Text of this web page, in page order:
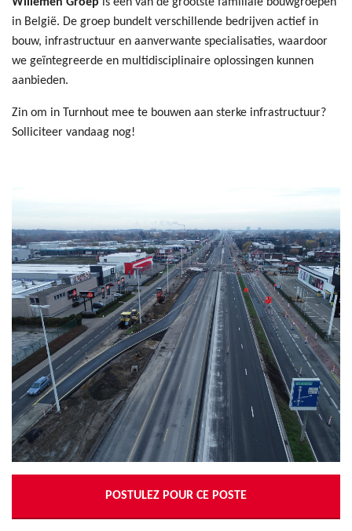
in België. De groep bundelt verschillende bedrijven actief in
bouw, infrastructuur en aanverwante specialisaties, waardoor
we geïntegreerde en multidisciplinaire oplossingen kunnen
aanbieden.
Zin om in Turnhout mee te bouwen aan sterke infrastructuur?
Solliciteer vandaag nog!
POSTULEZ POUR CE POSTE